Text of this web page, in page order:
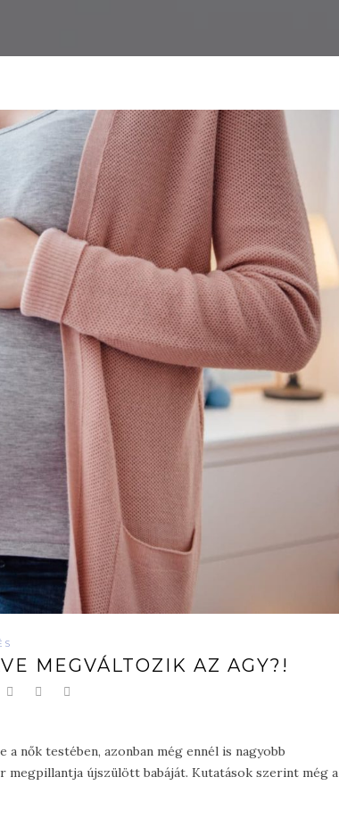
MEGVÁLTOZIK AZ AGY?!
nők testében, azonban még ennél is nagyobb
megpillantja újszülött babáját. Kutatások szerint még a